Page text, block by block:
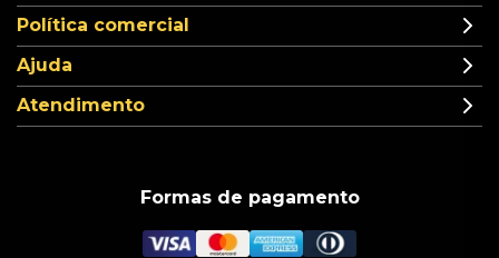
Política comercial
Ajuda
Atendimento
Formas de pagamento